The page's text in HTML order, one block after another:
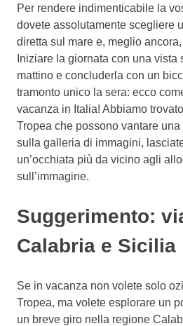
Per rendere indimenticabile la
dovete assolutamente scegliere
diretta sul mare e, meglio
Iniziare la giornata con una vista
mattino e concluderla con un
tramonto unico la sera: ecco
vacanza in Italia! Abbiamo
Tropea che possono vantare
sulla galleria di immagini,
un’occhiata più da vicino agli
sull’immagine.
Suggerimento:
Calabria e Sicilia
Se in vacanza non volete solo
Tropea, ma volete esplorare un
un breve giro nella regione